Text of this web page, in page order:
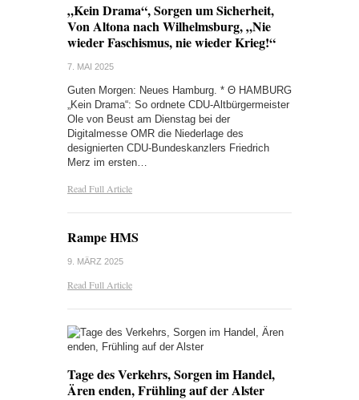
„Kein Drama“, Sorgen um Sicherheit,
Von Altona nach Wilhelmsburg, „Nie
wieder Faschismus, nie wieder Krieg!“
7. MAI 2025
Guten Morgen: Neues Hamburg. * Θ HAMBURG
„Kein Drama“: So ordnete CDU-Altbürgermeister
Ole von Beust am Dienstag bei der
Digitalmesse OMR die Niederlage des
designierten CDU-Bundeskanzlers Friedrich
Merz im ersten…
Read Full Article
Rampe HMS
9. MÄRZ 2025
Read Full Article
Tage des Verkehrs, Sorgen im Handel,
Ären enden, Frühling auf der Alster